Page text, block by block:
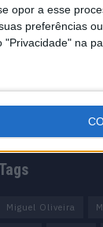
opor a esse
preferências
na
Miguel Oliveira